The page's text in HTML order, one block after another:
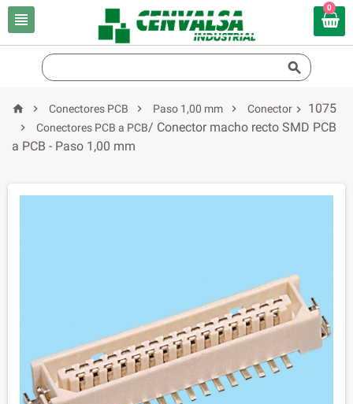

0

  Conectores PCB  Paso 1,00 mm 
Conector

Conectores PCB a PCB

1075
/ Conector macho recto SMD PCB
a PCB - Paso 1,00 mm